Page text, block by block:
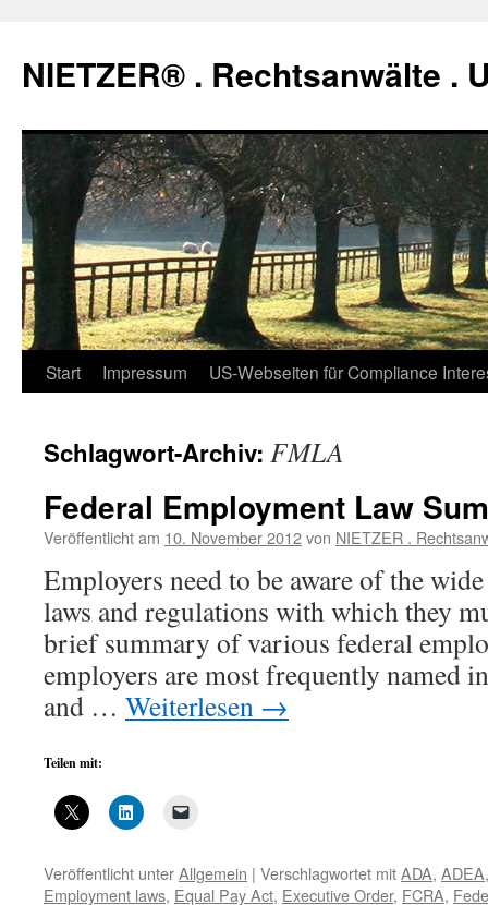
springen
NIETZER® . Rechtsanwälte .
Start Impressum US-Webseiten für Compliance
Schlagwort-Archiv: FMLA
Federal Employment Law
Veröffentlicht am 10. November 2012von NIETZER .
Employers need to be aware of the
laws and regulations with which they
brief summary of various federal
employers are most frequently named
and … Weiterlesen →
Teilen mit:
Veröffentlicht unterAllgemein | Verschlagwortet mitADA, ADEA
Employment laws, Equal Pay Act, Executive Order, FCRA,